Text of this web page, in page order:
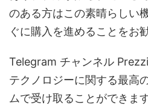
のある方はこの素晴らしい
ぐに購入を進めることをお
Telegram チャンネル
テクノロジーに関する最高
ムで受け取ることができま